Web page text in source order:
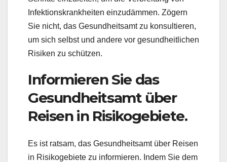
Infektionskrankheiten einzudämmen. Zögern
Sie nicht, das Gesundheitsamt zu konsultieren,
um sich selbst und andere vor gesundheitlichen
Risiken zu schützen.
Informieren Sie das
Gesundheitsamt über
Reisen in Risikogebiete.
Es ist ratsam, das Gesundheitsamt über Reisen
in Risikogebiete zu informieren. Indem Sie dem